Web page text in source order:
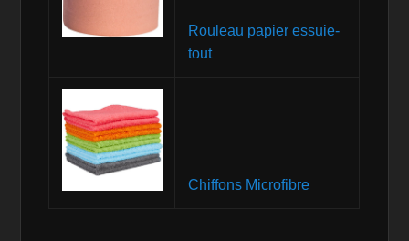
Rouleau papier essuie-
tout
Chiffons Microfibre